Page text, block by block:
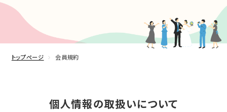
トップページ 会員規約
個人情報の取扱いについて